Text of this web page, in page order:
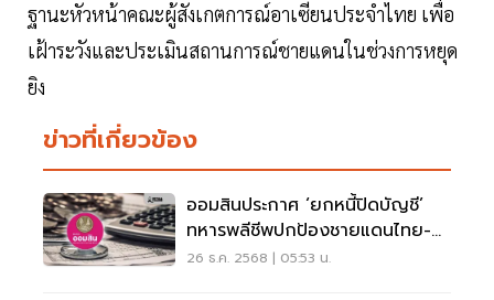
ฐานะหัวหน้าคณะผู้สังเกตการณ์อาเซียนประจำไทย เพื่อ
เฝ้าระวังและประเมินสถานการณ์ชายแดนในช่วงการหยุด
ยิง
ข่าวที่เกี่ยวข้อง
ออมสินประกาศ ‘ยกหนี้ปิดบัญชี’
ทหารพลีชีพปกป้องชายแดนไทย-
กัมพูชา
26 ธ.ค. 2568 | 05:53 น.